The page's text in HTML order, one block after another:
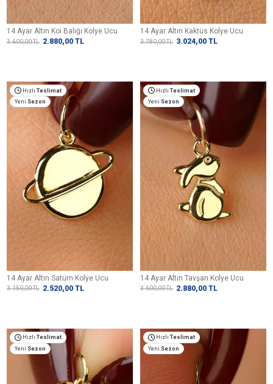
14 Ayar Altın Koi Balığı Kolye Ucu
3.600,00TL 2.880,00 TL
14 Ayar Altın Kaktüs Kolye Ucu
3.780,00TL 3.024,00 TL
Hızlı Teslimat
Yeni Sezon
14 Ayar Altın Satürn Kolye Ucu
3.150,00TL 2.520,00 TL
Hızlı Teslimat
Yeni Sezon
14 Ayar Altın Tavşan Kolye Ucu
3.600,00TL 2.880,00 TL
Hızlı Teslimat
Yeni Sezon
Hızlı Teslimat
Yeni Sezon